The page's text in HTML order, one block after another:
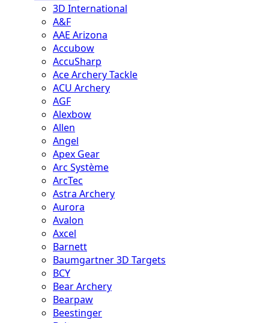
3D International
A&F
AAE Arizona
Accubow
AccuSharp
Ace Archery Tackle
ACU Archery
AGF
Alexbow
Allen
Angel
Apex Gear
Arc Système
ArcTec
Astra Archery
Aurora
Avalon
Axcel
Barnett
Baumgartner 3D Targets
BCY
Bear Archery
Bearpaw
Beestinger